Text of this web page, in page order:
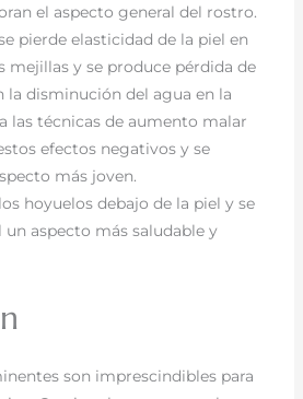
el aspecto general del rostro.
pierde elasticidad de la piel en
mejillas y se produce pérdida de
la disminución del agua en la
las técnicas de aumento malar
efectos negativos y se
más joven.
hoyuelos debajo de la piel y se
un aspecto más saludable y
son imprescindibles para